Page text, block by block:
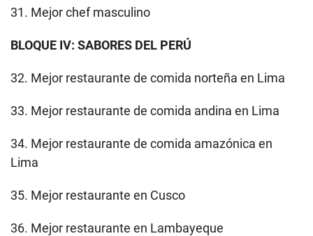
31. Mejor chef masculino
BLOQUE IV: SABORES DEL PERÚ
32. Mejor restaurante de comida norteña en Lima
33. Mejor restaurante de comida andina en Lima
34. Mejor restaurante de comida amazónica en
Lima
35. Mejor restaurante en Cusco
36. Mejor restaurante en Lambayeque